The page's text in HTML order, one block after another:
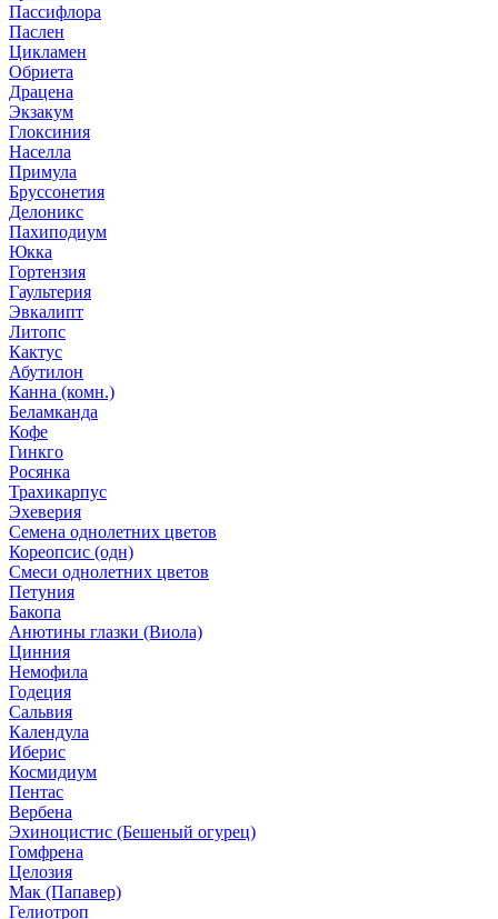
Пассифлора
Паслен
Цикламен
Обриета
Драцена
Экзакум
Глоксиния
Населла
Примула
Бруссонетия
Делоникс
Пахиподиум
Юкка
Гортензия
Гаультерия
Эвкалипт
Литопс
Кактус
Абутилон
Канна (комн.)
Беламканда
Кофе
Гинкго
Росянка
Трахикарпус
Эхеверия
Семена однолетних цветов
Кореопсис (одн)
Смеси однолетних цветов
Петуния
Бакопа
Анютины глазки (Виола)
Цинния
Немофила
Годеция
Сальвия
Календула
Иберис
Космидиум
Пентас
Вербена
Эхиноцистис (Бешеный огурец)
Гомфрена
Целозия
Мак (Папавер)
Гелиотроп